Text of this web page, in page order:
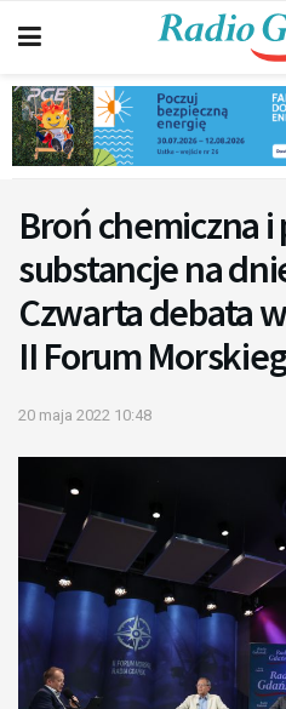
Broń chemiczna
substancje na
Czwarta debata
II Forum
20 maja 2022 10:48